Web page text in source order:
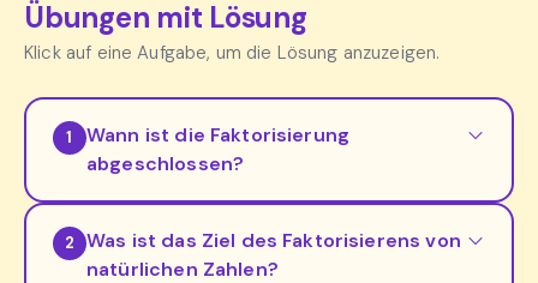
Übungen mit Lösung
Klick auf eine Aufgabe, um die Lösung anzuzeigen.
1
Wann ist die Faktorisierung
abgeschlossen?
2
Was ist das Ziel des Faktorisierens von
natürlichen Zahlen?